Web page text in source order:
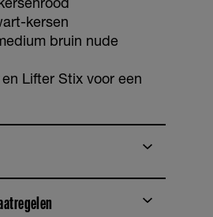
kersen
bruin nude
Lifter Stix voor een